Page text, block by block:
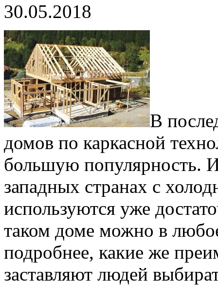
30.05.2018
В
домов по каркасной
большую популярность.
западных странах с
используются уже
таком доме можно в
подробнее, какие же
заставляют людей